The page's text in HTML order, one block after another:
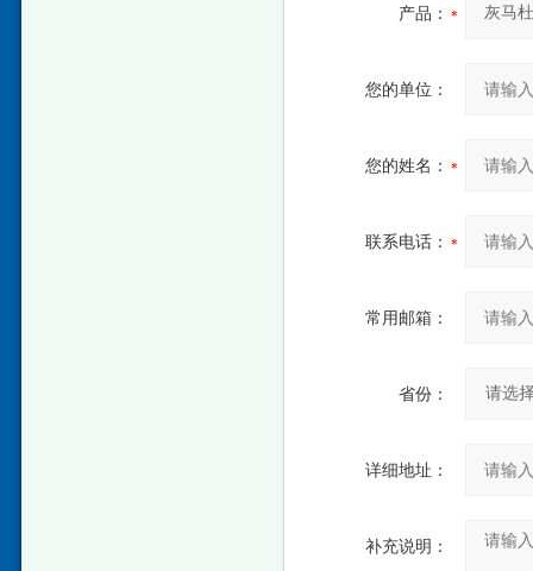
产品：
您的单位：
您的姓名：
联系电话：
常用邮箱：
省份：
详细地址：
补充说明：